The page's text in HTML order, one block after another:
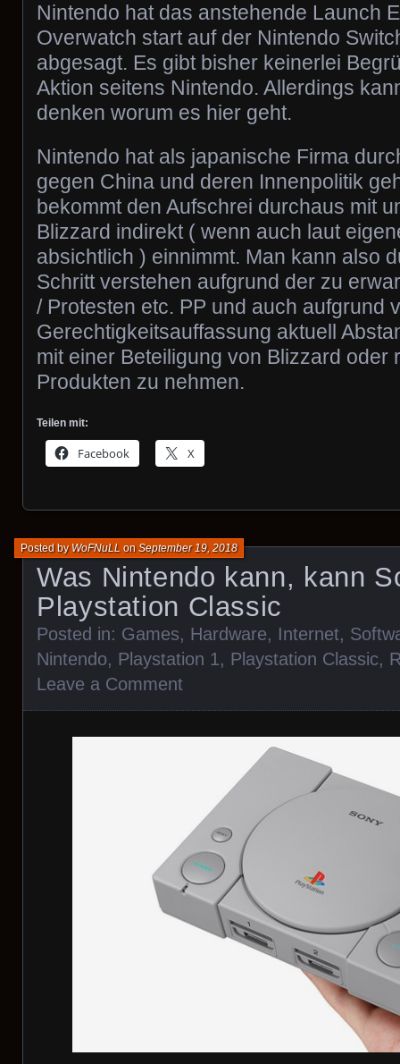
Nintendo hat das anstehende Launch
Overwatch start auf der Nintendo
abgesagt. Es gibt bisher keinerlei
Aktion seitens Nintendo. Allerdings
denken worum es hier geht.
Nintendo hat als japanische Firma
gegen China und deren Innenpolitik
bekommt den Aufschrei durchaus mit
Blizzard indirekt ( wenn auch laut
absichtlich ) einnimmt. Man kann also
Schritt verstehen aufgrund der zu
/ Protesten etc. PP und auch aufgrund
Gerechtigkeitsauffassung aktuell
mit einer Beteiligung von Blizzard oder
Produkten zu nehmen.
Teilen mit:
Facebook X
Was Nintendo kann, kann
Playstation Classic
Posted byWoFNuLL onSeptember 19, 2018
Posted in: Games, Hardware, Internet,
Nintendo, Playstation 1, Playstation Classic,
Leave a Comment